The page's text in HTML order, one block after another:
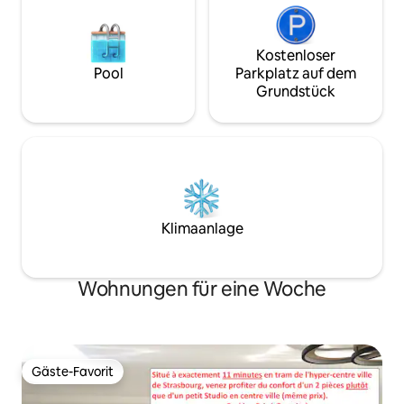
Pool
Kostenloser
Parkplatz auf dem
Grundstück
Klimaanlage
Wohnungen für eine Woche
Gäste-Favorit
Gäste-Favorit